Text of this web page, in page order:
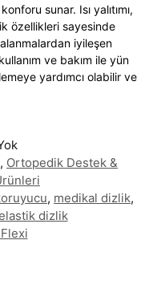
sunar. Isı yalıtımı,
özellikleri sayesinde
iyileşen
ve bakım ile yün
yardımcı olabilir ve
, Ortopedik Destek &
, medikal dizlik,
dizlik